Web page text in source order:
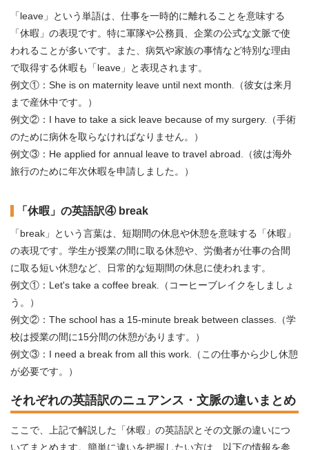
「leave」という単語は、仕事を一時的に離れることを意味する
「休暇」の表現です。特に軍隊や公務員、企業の公式な文脈で使
われることが多いです。また、病気や家族の事情など特別な理由
で取得する休暇も「leave」と表現されます。
例文①：She is on maternity leave until next month.（彼女は来月
まで産休中です。）
例文②：I have to take a sick leave because of my surgery.（手術
のために病休を取らなければなりません。）
例文③：He applied for annual leave to travel abroad.（彼は海外
旅行のために年次休暇を申請しました。）
「休暇」の英語訳④ break
「break」という言葉は、短期間の休息や休憩を意味する「休暇」
の表現です。学生が授業の間に取る休憩や、労働者が仕事の合間
に取る短い休憩など、日常的な短期間の休息に使われます。
例文①：Let's take a coffee break.（コーヒーブレイクをしましょ
う。）
例文②：The school has a 15-minute break between classes.（学
校は授業の間に15分間の休憩があります。）
例文③：I need a break from all this work.（この仕事から少し休憩
が必要です。）
それぞれの英語訳のニュアンス・文脈の違いまとめ
ここで、上記で解説した「休暇」の英語訳とその文脈の違いにつ
いてまとめます。簡単に違いを把握したい方は、以下の情報を参